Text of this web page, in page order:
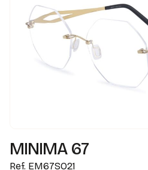
MINIMA 67
Ref. EM67SO21